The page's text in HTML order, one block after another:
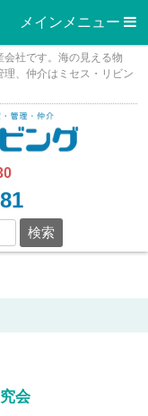
メインメニュー 
社です。海の見える物
、仲介はミセス・リビン
会